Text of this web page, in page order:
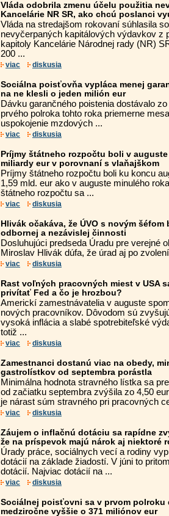
Vláda odobrila zmenu účelu použitia
Kancelárie NR SR, ako chcú poslanci
Vláda na stredajšom rokovaní súhlasila
nevyčerpaných kapitálových výdavkov z
kapitoly Kancelárie Národnej rady (NR)
200 ...
viac diskusia
Sociálna poisťovňa vypláca menej
na ne klesli o jeden milión eur
Dávku garančného poistenia dostávalo
prvého polroka tohto roka priemerne
uspokojenie mzdových ...
viac diskusia
Príjmy štátneho rozpočtu boli v
miliardy eur v porovnaní s vlaňajškom
Príjmy štátneho rozpočtu boli ku koncu
1,59 mld. eur ako v auguste minulého
štátneho rozpočtu sa ...
viac diskusia
Hlivák očakáva, že ÚVO s novým
odbornej a nezávislej činnosti
Dosluhujúci predseda Úradu pre verejné
Miroslav Hlivák dúfa, že úrad aj po
viac diskusia
Rast voľných pracovných miest v USA
privítať Fed a čo je hrozbou?
Americkí zamestnávatelia v auguste
nových pracovníkov. Dôvodom sú
vysoká inflácia a slabé spotrebiteľské
totiž ...
viac diskusia
Zamestnanci dostanú viac na obedy,
gastrolístkov od septembra porástla
Minimálna hodnota stravného lístka sa
od začiatku septembra zvýšila zo 4,50
je nárast súm stravného pri pracovných
viac diskusia
Záujem o inflačnú dotáciu sa rapídne
že na príspevok majú nárok aj niektoré
Úrady práce, sociálnych vecí a rodiny
dotácií na základe žiadostí. V júni to
dotácií. Najviac dotácií na ...
viac diskusia
Sociálnej poisťovni sa v prvom polroku
medziročne vyššie o 371 miliónov eur